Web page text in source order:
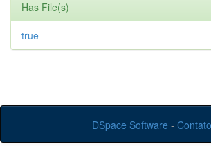
Has File(s)
true
DSpace Software -